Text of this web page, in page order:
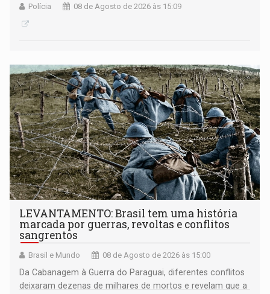
Polícia 08 de Agosto de 2026 às 15:09
LEVANTAMENTO: Brasil tem uma história
marcada por guerras, revoltas e conflitos
sangrentos
Brasil e Mundo 08 de Agosto de 2026 às 15:00
Da Cabanagem à Guerra do Paraguai, diferentes conflitos
deixaram dezenas de milhares de mortos e revelam que a